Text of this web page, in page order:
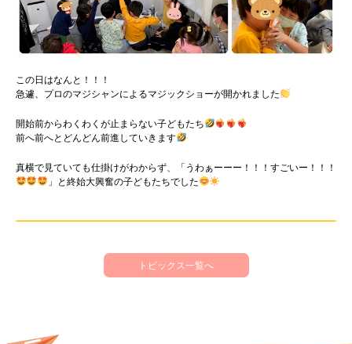
この日はなんと！！！
急遽、プロのマジシャンによるマジックショーが開かれました
開始前からわくわくが止まらない子どもたち
前へ前へとどんどん前進していきます
真横で見ていても仕掛けがわからず、「うわぁーーー！！！すごいー！！！
」と終始大興奮の子どもたちでした
トピックス一覧へ